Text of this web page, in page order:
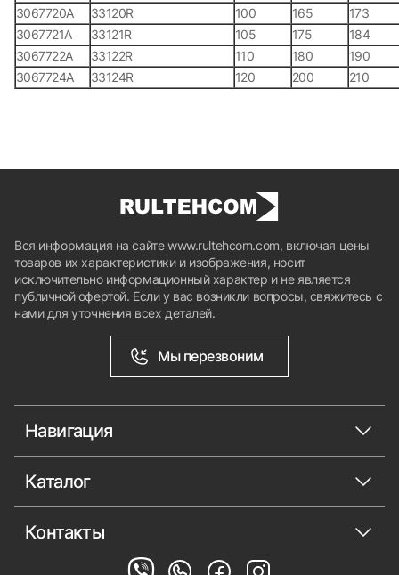
3067720А
33120R 100 165
173
3067721А
33121R 105 175
184
3067722А
33122R 110 180
190
3067724А
33124R 120 200 210
Вся информация на сайте www.rultehcom.com, включая цены
товаров их характеристики и изображения, носит
исключительно информационный характер и не является
публичной офертой. Если у вас возникли вопросы, свяжитесь с
нами для уточнения всех деталей.
Мы перезвоним
Навигация
Каталог
Контакты